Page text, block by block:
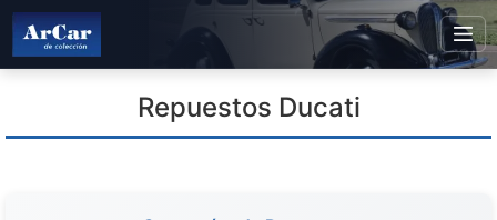
Repuestos Ducati